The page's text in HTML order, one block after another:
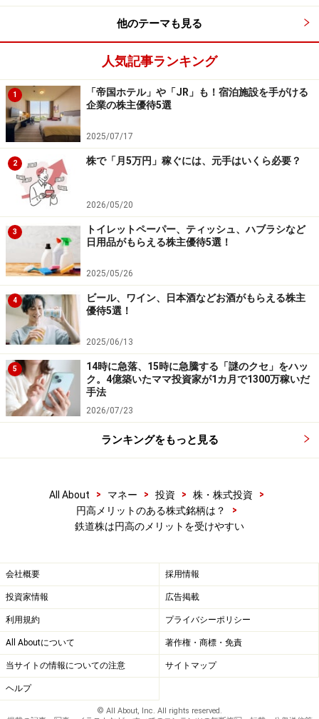
他のテーマも見る
人気記事ランキング
1
「帝国ホテル」や「JR」も！宿泊施設を手がける
企業の株主優待5選
2025/07/17
2 株で「月5万円」稼ぐには、元手はいくら必要？
2026/05/20
3
トイレットペーパー、ティッシュ、ハブラシなど
日用品がもらえる株主優待5選！
2025/05/26
4
ビール、ワイン、日本酒などお酒がもらえる株主
優待5選！
2025/06/13
5
14時に急落、15時に急騰する「謎のクセ」をハッ
ク。4億築いたママ投資家が1カ月で1300万稼いだ
手法
2026/07/23
ランキングをもっと見る
All About > マネー > 投資 > 株・株式投資
>
円高メリットのある株式銘柄は？
>
鉄道株は円高のメリットを受けやすい
会社概要 採用情報
投資家情報 広告掲載
利用規約 プライバシーポリシー
All Aboutについて 著作権・商標・免責
当サイトの情報についての注意 サイトマップ
ヘルプ
© All About, Inc. All rights reserved.